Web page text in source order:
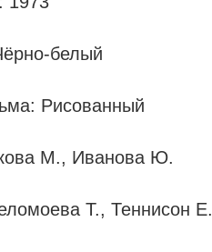
белый
Рисованный
М., Иванова Ю.
Т., Теннисон Е.